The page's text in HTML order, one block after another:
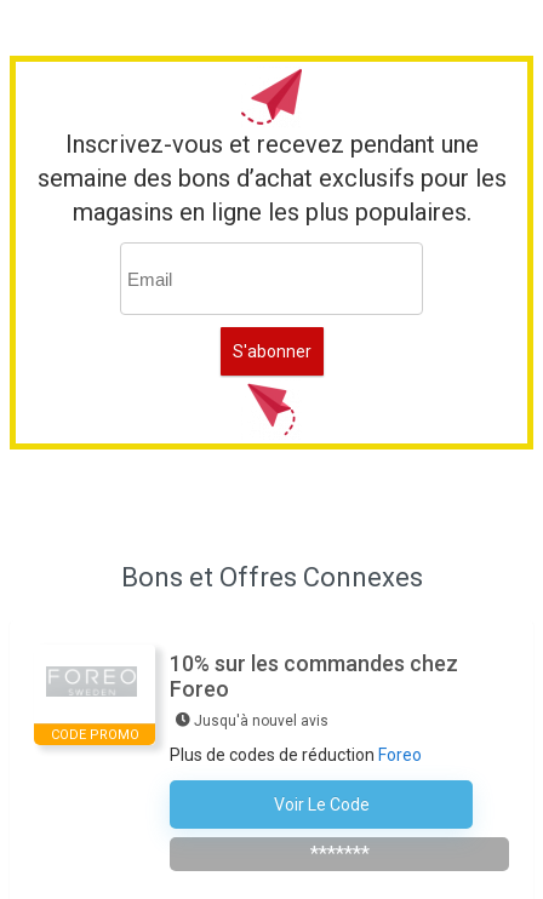
Inscrivez-vous et recevez pendant une
semaine des bons d’achat exclusifs pour les
magasins en ligne les plus populaires.
Bons et Offres Connexes
CODE PROMO
10% sur les commandes chez
Foreo
Jusqu'à nouvel avis
Plus de codes de réduction Foreo
Voir Le Code
S'inscrire À La Newsletter
*******